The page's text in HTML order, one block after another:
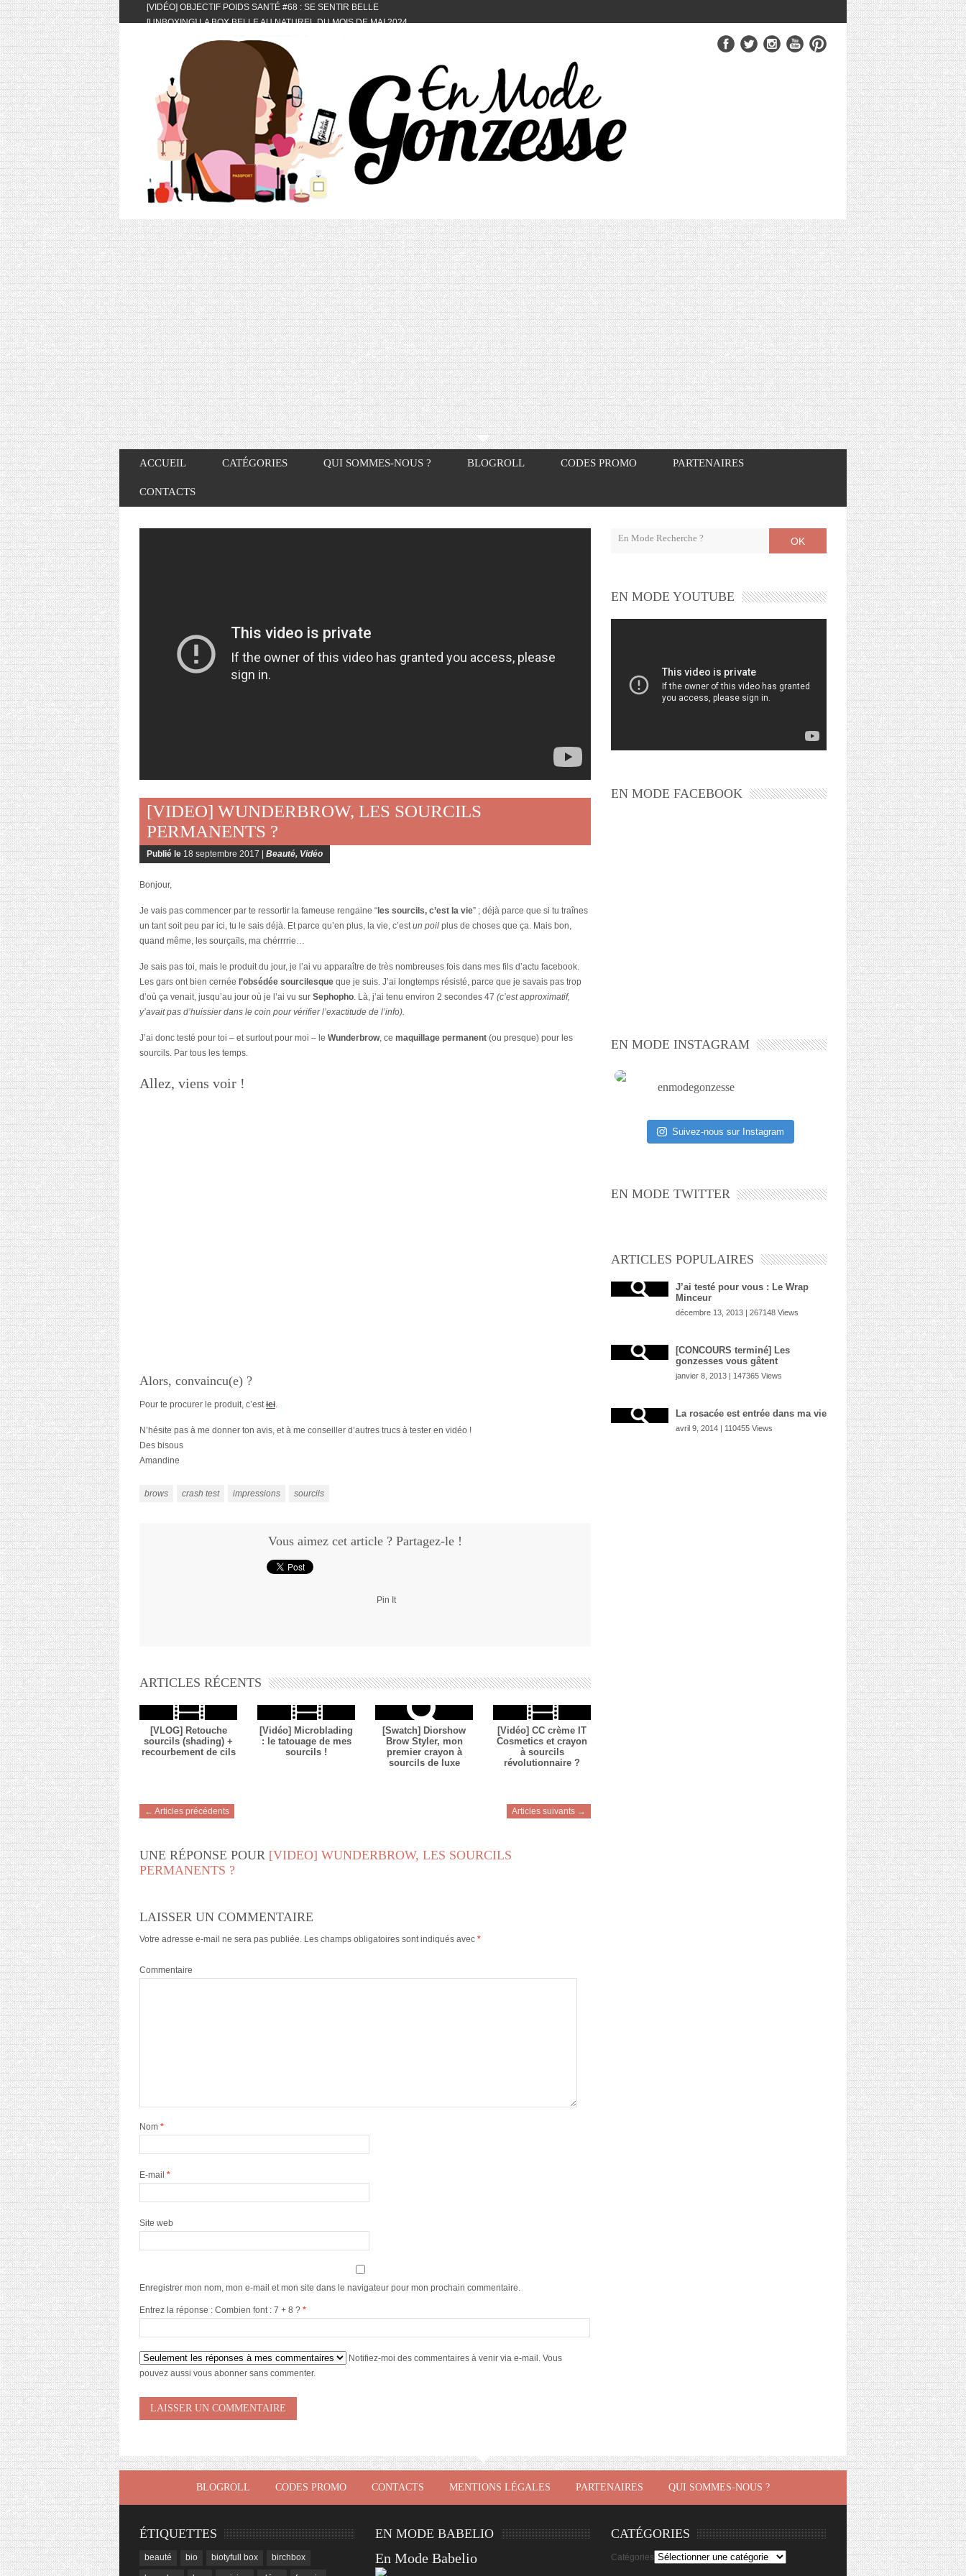
[VIDÉO] OBJECTIF POIDS SANTÉ #68 : SE SENTIR BELLE
[UNBOXING] LA BOX BELLE AU NATUREL DU MOIS DE MAI 2024
FEAT. AKILA
[VIDÉO] LA SÉLECTION DU MOIS #AVRIL2024
[VIDÉO] QUITOQUE #10 : MEAL PREP & CONVIVIALITÉ
[VIDÉO] UNBOXING : LES MY LITTLE & BIOTYFULL BOX DU MOIS D’AVRIL
2024 FEAT. AKILA
[VIDÉO] OBJECTIF POIDS SANTÉ #67 : L’AVIS DES AUTRES, CE N’EST QUE LA
VIE DES AUTRES
[VIDÉO] UNBOXING : LES MY LITTLE & BIOTYFULL BOX DES MOIS DE
FÉVRIER ET MARS 2024 FEAT. AKILA
[VIDÉO] LA SÉLECTION DU MOIS #JANVIER2024
[VIDÉO] HELLOFRESH #34 : IDÉES RECETTES RISOTTO
ACCUEIL CATÉGORIES QUI SOMMES-NOUS ? BLOGROLL CODES PROMO PARTENAIRES
CONTACTS
[VIDEO] WUNDERBROW, LES SOURCILS
PERMANENTS ?
Publié le 18 septembre 2017 | Beauté, Vidéo
Bonjour,
Je vais pas commencer par te ressortir la fameuse rengaine “ les sourcils, c’est la vie” ; déjà parce que si tu traînes
un tant soit peu par ici, tu le sais déjà. Et parce qu’en plus, la vie, c’estun poil plus de choses que ça. Mais bon,
quand même, les sourçaïls, ma chérrrrie…
Je sais pas toi, mais le produit du jour, je l’ai vu apparaître de très nombreuses fois dans mes fils d’actu facebook.
Les gars ont bien cernée l’obsédée sourcilesque que je suis. J’ai longtemps résisté, parce que je savais pas trop
d’où ça venait, jusqu’au jour où je l’ai vu sur Sephopho. Là, j’ai tenu environ 2 secondes 47 (c’est approximatif,
y’avait pas d’huissier dans le coin pour vérifier l’exactitude de l’info).
J’ai donc testé pour toi – et surtout pour moi – le Wunderbrow, ce maquillage permanent (ou presque) pour les
sourcils. Par tous les temps.
Allez, viens voir !
Alors, convaincu(e) ?
Pour te procurer le produit, c’estici.
N’hésite pas à me donner ton avis, et à me conseiller d’autres trucs à tester en vidéo !
Des bisous
Amandine
brows crash test impressions sourcils
Vous aimez cet article ? Partagez-le !
Pin It
ARTICLES RÉCENTS
[VLOG] Retouche
sourcils (shading) +
recourbement de cils
[Vidéo] Microblading
: le tatouage de mes
sourcils !
[Swatch] Diorshow
Brow Styler, mon
premier crayon à
sourcils de luxe
[Vidéo] CC crème IT
Cosmetics et crayon
à sourcils
révolutionnaire ?
← Articles précédents Articles suivants →
UNE RÉPONSE POUR [VIDEO] WUNDERBROW, LES SOURCILS
PERMANENTS ?
LAISSER UN COMMENTAIRE
Votre adresse e-mail ne sera pas publiée. Les champs obligatoires sont indiqués avec *
Commentaire
Nom *
E-mail *
Site web
Enregistrer mon nom, mon e-mail et mon site dans le navigateur pour mon prochain commentaire.
Entrez la réponse : Combien font : 7 + 8 ? *
Notifiez-moi des commentaires à venir via e-mail. Vous
pouvez aussi vous abonner sans commenter.
OK
EN MODE YOUTUBE
EN MODE FACEBOOK
EN MODE INSTAGRAM
enmodegonzesse
Suivez-nous sur Instagram
EN MODE TWITTER
ARTICLES POPULAIRES
J’ai testé pour vous : Le Wrap
Minceur
décembre 13, 2013 | 267148 Views
[CONCOURS terminé] Les
gonzesses vous gâtent
janvier 8, 2013 | 147365 Views
La rosacée est entrée dans ma vie
avril 9, 2014 | 110455 Views
BLOGROLL CODES PROMO CONTACTS MENTIONS LÉGALES PARTENAIRES QUI SOMMES-NOUS ?
ÉTIQUETTES
beauté bio biotyfull box birchbox
EN MODE BABELIO
En Mode Babelio
CATÉGORIES
Catégories